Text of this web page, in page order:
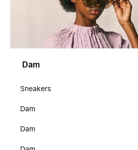
Dam
Sneakers
Dam
Dam